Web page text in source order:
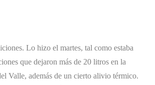
Lo hizo el martes, tal como estaba
que dejaron más de 20 litros en la
Valle, además de un cierto alivio térmico.